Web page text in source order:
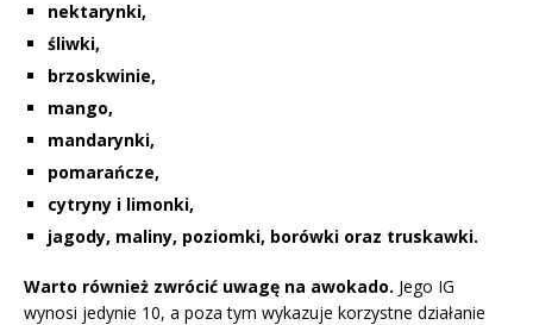
nektarynki,
śliwki,
brzoskwinie,
mango,
mandarynki,
pomarańcze,
cytryny i limonki,
jagody, maliny, poziomki, borówki oraz truskawki.
Warto również zwrócić uwagę na awokado. Jego IG
wynosi jedynie 10, a poza tym wykazuje korzystne działanie